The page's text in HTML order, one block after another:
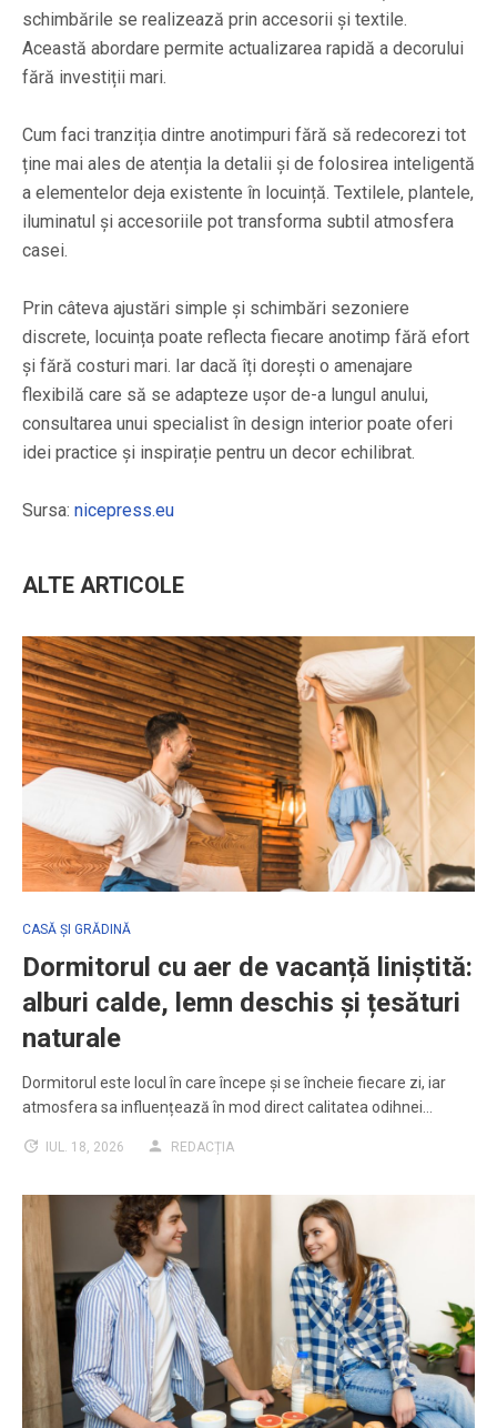
schimbările se realizează prin accesorii și textile.
Această abordare permite actualizarea rapidă a decorului
fără investiții mari.
Cum faci tranziția dintre anotimpuri fără să redecorezi tot
ține mai ales de atenția la detalii și de folosirea inteligentă
a elementelor deja existente în locuință. Textilele, plantele,
iluminatul și accesoriile pot transforma subtil atmosfera
casei.
Prin câteva ajustări simple și schimbări sezoniere
discrete, locuința poate reflecta fiecare anotimp fără efort
și fără costuri mari. Iar dacă îți dorești o amenajare
flexibilă care să se adapteze ușor de-a lungul anului,
consultarea unui specialist în design interior poate oferi
idei practice și inspirație pentru un decor echilibrat.
Sursa: nicepress.eu
ALTE ARTICOLE
CASĂ ȘI GRĂDINĂ
Dormitorul cu aer de vacanță liniștită:
alburi calde, lemn deschis și țesături
naturale
Dormitorul este locul în care începe și se încheie fiecare zi, iar
atmosfera sa influențează în mod direct calitatea odihnei…
IUL. 18, 2026 REDACȚIA